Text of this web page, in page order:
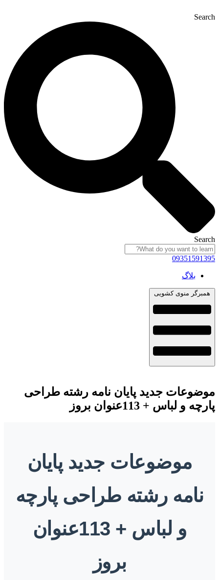
Search
Search
09351591395
بلاگ
همبرگر منوی کشویی
موضوعات جدید پایان نامه رشته طراحی
پارچه و لباس + 113عنوان بروز
موضوعات جدید پایان
نامه رشته طراحی پارچه
و لباس + 113عنوان
بروز